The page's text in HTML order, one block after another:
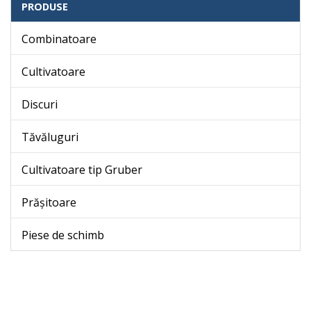
PRODUSE
Combinatoare
Cultivatoare
Discuri
Tăvăluguri
Cultivatoare tip Gruber
Prășitoare
Piese de schimb